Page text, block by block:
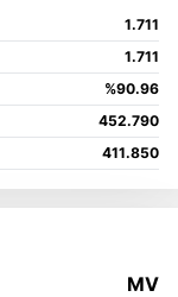
1.711
1.711
%90.96
452.790
411.850